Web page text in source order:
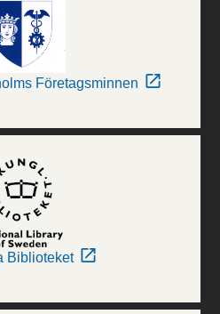
Företagsminnen
Biblioteket